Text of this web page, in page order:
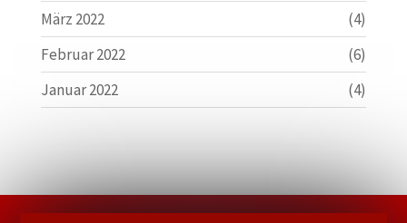
März 2022
(4)
Februar 2022
(6)
Januar 2022
(4)